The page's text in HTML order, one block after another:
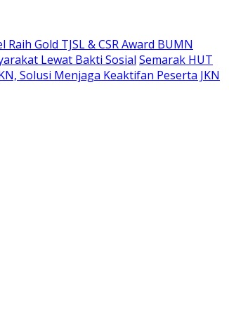
Gold TJSL & CSR Award BUMN
Lewat Bakti Sosial Semarak HUT
Solusi Menjaga Keaktifan Peserta JKN